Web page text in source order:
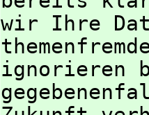
wir Ihre
ignorieren